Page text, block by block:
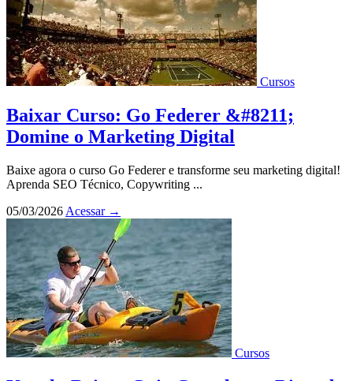
Cursos
Baixar Curso: Go Federer &#8211;
Domine o Marketing Digital
Baixe agora o curso Go Federer e transforme seu marketing digital!
Aprenda SEO Técnico, Copywriting ...
05/03/2026 Acessar →
Cursos